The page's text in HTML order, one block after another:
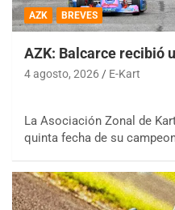
AZK BREVES
AZK: Balcarce recibió
4 agosto, 2026 E-Kart
La Asociación Zonal de
quinta fecha de su